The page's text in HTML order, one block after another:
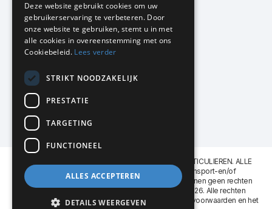
KMP Kantoormeubilair
Airport Business Park
Frankfurtstraat 29-31
1175 RH Lijnden
020-617 01 26
info@kmpkantoormeubilair.nl
Facebook
Instagram
KMP Kantoormeubilair levert aan BEDRIJVEN en PARTICULIEREN. ALLE
GENOEMDE PRIJZEN ZIJN EXCL. 21% B.T.W. Transport-en/of
Montagekosten op aanvraag. Aan deze website kunnen geen rechten
worden ontleend. KMP Kantoormeubilair VOF © 2026. Alle rechten
voorbehouden. Lees voor gebruik graag de
leveringsvoorwaarden en het
Deze website gebruikt cookies om uw
gebruikerservaring te verbeteren. Door
onze website te gebruiken, stemt u in met
alle cookies in overeenstemming met ons
Cookiebeleid. Lees verder
STRIKT NOODZAKELIJK
PRESTATIE
TARGETING
FUNCTIONEEL
ALLES ACCEPTEREN
DETAILS WEERGEVEN